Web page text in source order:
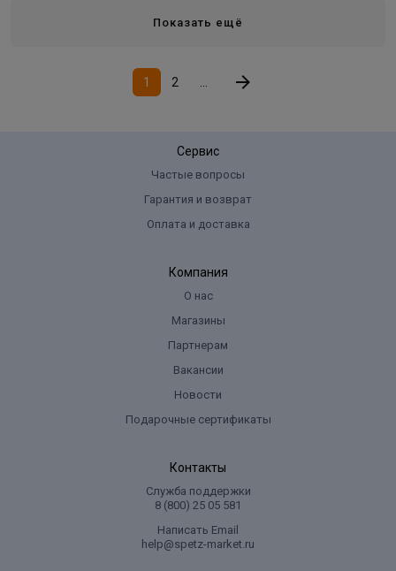
Показать ещё
1 2
Сервис
Частые вопросы
Гарантия и возврат
Оплата и доставка
Компания
О нас
Магазины
Партнерам
Вакансии
Новости
Подарочные сертификаты
Контакты
Служба поддержки
8 (800) 25 05 581
Написать Email
help@spetz-market.ru